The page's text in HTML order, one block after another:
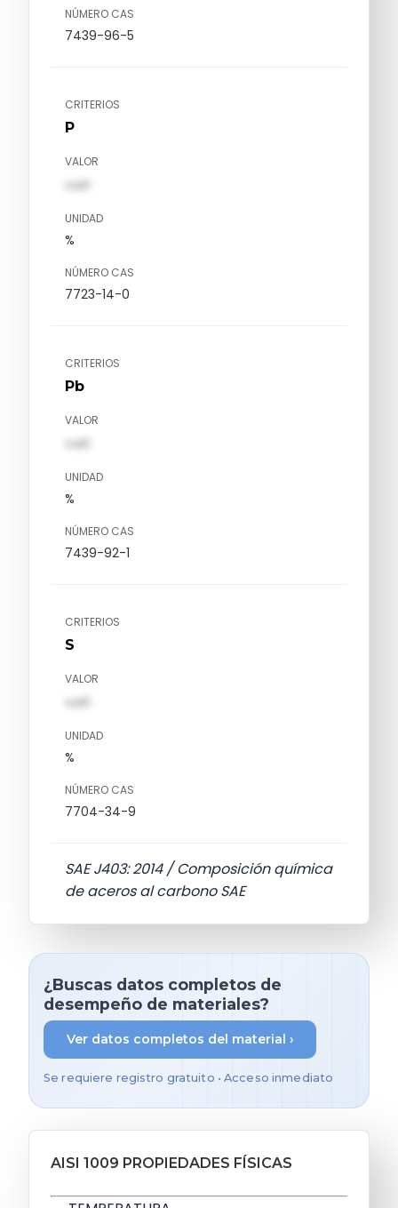
NÚMERO CAS
7439-96-5
CRITERIOS
P
VALOR
val1
UNIDAD
%
NÚMERO CAS
7723-14-0
CRITERIOS
Pb
VALOR
val1
UNIDAD
%
NÚMERO CAS
7439-92-1
CRITERIOS
S
VALOR
val1
UNIDAD
%
NÚMERO CAS
7704-34-9
SAE J403: 2014 / Composición química
de aceros al carbono SAE
¿Buscas datos completos de
desempeño de materiales?
Ver datos completos del material ›
Se requiere registro gratuito • Acceso inmediato
AISI 1009 PROPIEDADES FÍSICAS